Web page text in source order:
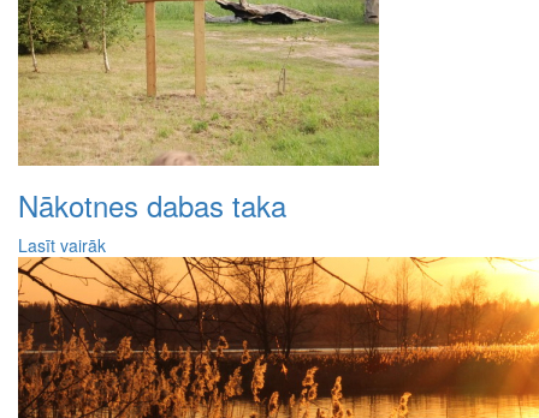
Nākotnes dabas taka
Lasīt vairāk